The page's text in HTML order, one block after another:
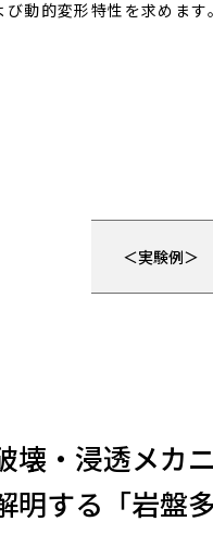
び動的変形特性を求めます。
＜実験例＞
壊・浸透メカ
明する 「岩盤